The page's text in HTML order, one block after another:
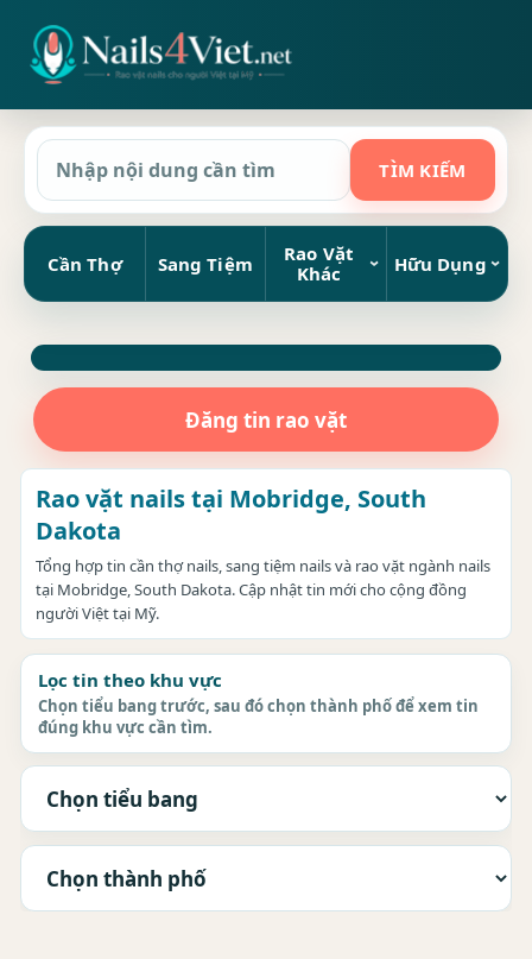
Cần Thợ Sang Tiệm
Rao Vặt
Khác
Hữu Dụng
Đăng tin rao vặt
Rao vặt nails tại Mobridge, South
Dakota
Tổng hợp tin cần thợ nails, sang tiệm nails và rao vặt ngành nails
tại Mobridge, South Dakota. Cập nhật tin mới cho cộng đồng
người Việt tại Mỹ.
Lọc tin theo khu vực
Chọn tiểu bang trước, sau đó chọn thành phố để xem tin
đúng khu vực cần tìm.